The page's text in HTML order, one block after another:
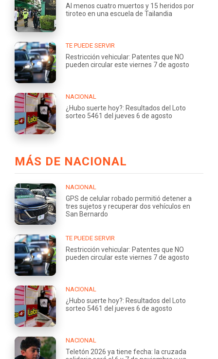
Al menos cuatro muertos y 15 heridos por
tiroteo en una escuela de Tailandia
TE PUEDE SERVIR
Restricción vehicular: Patentes que NO
pueden circular este viernes 7 de agosto
NACIONAL
¿Hubo suerte hoy?: Resultados del Loto
sorteo 5461 del jueves 6 de agosto
MÁS DE NACIONAL
NACIONAL
GPS de celular robado permitió detener a
tres sujetos y recuperar dos vehículos en
San Bernardo
TE PUEDE SERVIR
Restricción vehicular: Patentes que NO
pueden circular este viernes 7 de agosto
NACIONAL
¿Hubo suerte hoy?: Resultados del Loto
sorteo 5461 del jueves 6 de agosto
NACIONAL
Teletón 2026 ya tiene fecha: la cruzada